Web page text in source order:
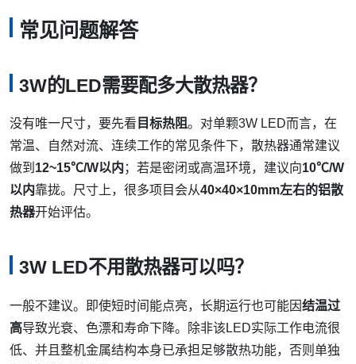
常见问题解答
3W的LED需要配多大散热器？
没有唯一尺寸，要先看 目标热阻。对单颗3W LED而言，在
常温、自然对流、连续工作的常见条件下，散热器通常建议
做到 12~15℃/W以内 ；若是密闭或高温环境，建议向10℃/W
以内靠拢。尺寸上，很多项目会从40×40×10mm左右的铝散
热器开始评估。
3W LED不用散热器可以吗？
一般不建议。即使短时间能点亮，长期运行也可能因结温过
高导致光衰、色漂和寿命下降。除非该LED实际工作电流很
低、并且整机金属结构本身已承担足够散热功能，否则单独